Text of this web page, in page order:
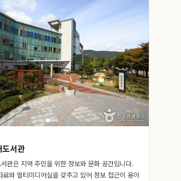
도서관
관은 지역 주민을 위한 정보와 문화 공간입니다.
료와 멀티미디어실을 갖추고 있어 정보 접근이 용이